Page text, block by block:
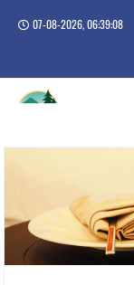
07-08-2026, 06:39:09